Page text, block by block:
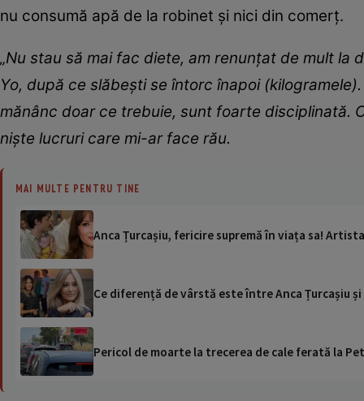
nu consumă apă de la robinet și nici din comerț.
„Nu stau să mai fac diete, am renunțat de mult la
Yo, după ce slăbești se întorc înapoi
mănânc doar ce trebuie, sunt foarte disciplinată.
niște lucruri care mi-ar face rău.
MAI MULTE PENTRU TINE
Anca Țurcașiu, fericire supremă în viața sa!
Ce diferență de vârstă este între Anca Țurcașiu
Pericol de moarte la trecerea de cale ferată la